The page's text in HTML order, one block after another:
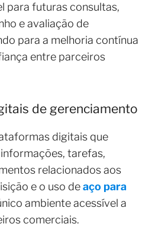
para futuras consultas,
e avaliação de
para a melhoria contínua
entre parceiros
de gerenciamento
digitais que
tarefas,
relacionados aos
e o uso deaço para
ambiente acessível a
comerciais.